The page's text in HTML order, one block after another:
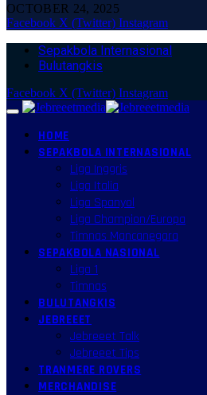
OCTOBER 24, 2025
Facebook X (Twitter) Instagram
Sepakbola Internasional
Bulutangkis
Facebook X (Twitter) Instagram
HOME
SEPAKBOLA INTERNASIONAL
Liga Inggris
Liga Italia
Liga Spanyol
Liga Champion/Europa
Timnas Mancanegara
SEPAKBOLA NASIONAL
Liga 1
Timnas
BULUTANGKIS
JEBREEET
Jebreeet Talk
Jebreeet Tips
TRANMERE ROVERS
MERCHANDISE